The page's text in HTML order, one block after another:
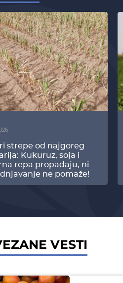
strepe od najgoreg
Kukuruz, soja i
repa propadaju, ni
ne pomaže!
VESTI